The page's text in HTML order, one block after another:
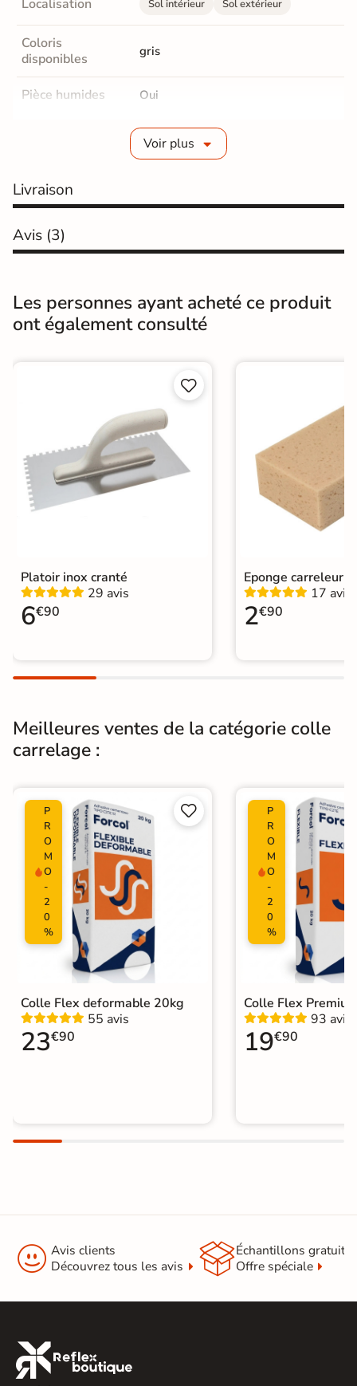
Localisation Sol intérieur Sol extérieur
Coloris
disponibles
gris
Pièce humides Oui
Oui
En rénovation sur
ancien carrelage
Conditionnement
Normes Certification CE
Prb
Catégories Colle a Carrelage
Voir plus
Livraison
Avis (3)
Les personnes ayant acheté ce produit
ont également consulté


Platoir inox cranté
29 avis
6€90
Eponge carreleur
17 avis
2€90
Meilleures ventes de la catégorie colle
carrelage :
P
R
O
M
O
-
2
0
%


Colle Flex deformable 20kg
55 avis
23€90
P
R
O
M
O
-
2
0
%
Colle Flex
93 avis
19€90
 Avis clients
Découvrez tous les avis
Échantillons gratuit
Offre spéciale
